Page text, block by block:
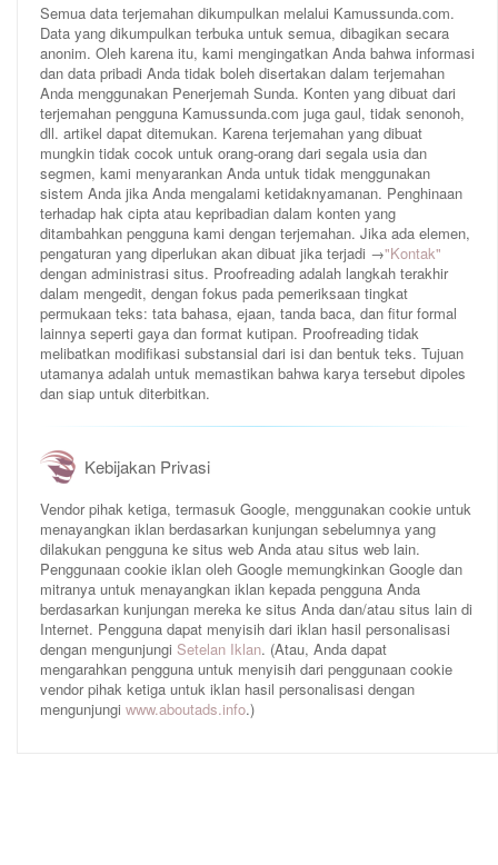
Semua data terjemahan dikumpulkan melalui Kamussunda.com.
Data yang dikumpulkan terbuka untuk semua, dibagikan secara
anonim. Oleh karena itu, kami mengingatkan Anda bahwa informasi
dan data pribadi Anda tidak boleh disertakan dalam terjemahan
Anda menggunakan Penerjemah Sunda. Konten yang dibuat dari
terjemahan pengguna Kamussunda.com juga gaul, tidak senonoh,
dll. artikel dapat ditemukan. Karena terjemahan yang dibuat
mungkin tidak cocok untuk orang-orang dari segala usia dan
segmen, kami menyarankan Anda untuk tidak menggunakan
sistem Anda jika Anda mengalami ketidaknyamanan. Penghinaan
terhadap hak cipta atau kepribadian dalam konten yang
ditambahkan pengguna kami dengan terjemahan. Jika ada elemen,
pengaturan yang diperlukan akan dibuat jika terjadi →"Kontak"
dengan administrasi situs. Proofreading adalah langkah terakhir
dalam mengedit, dengan fokus pada pemeriksaan tingkat
permukaan teks: tata bahasa, ejaan, tanda baca, dan fitur formal
lainnya seperti gaya dan format kutipan. Proofreading tidak
melibatkan modifikasi substansial dari isi dan bentuk teks. Tujuan
utamanya adalah untuk memastikan bahwa karya tersebut dipoles
dan siap untuk diterbitkan.
Kebijakan Privasi
Vendor pihak ketiga, termasuk Google, menggunakan cookie untuk
menayangkan iklan berdasarkan kunjungan sebelumnya yang
dilakukan pengguna ke situs web Anda atau situs web lain.
Penggunaan cookie iklan oleh Google memungkinkan Google dan
mitranya untuk menayangkan iklan kepada pengguna Anda
berdasarkan kunjungan mereka ke situs Anda dan/atau situs lain di
Internet. Pengguna dapat menyisih dari iklan hasil personalisasi
dengan mengunjungi Setelan Iklan. (Atau, Anda dapat
mengarahkan pengguna untuk menyisih dari penggunaan cookie
vendor pihak ketiga untuk iklan hasil personalisasi dengan
mengunjungi www.aboutads.info.)